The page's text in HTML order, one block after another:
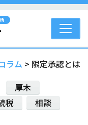
ラム > 限定承認とは
厚木
税
相談